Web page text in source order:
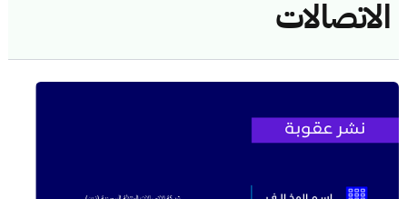
الاتصالات